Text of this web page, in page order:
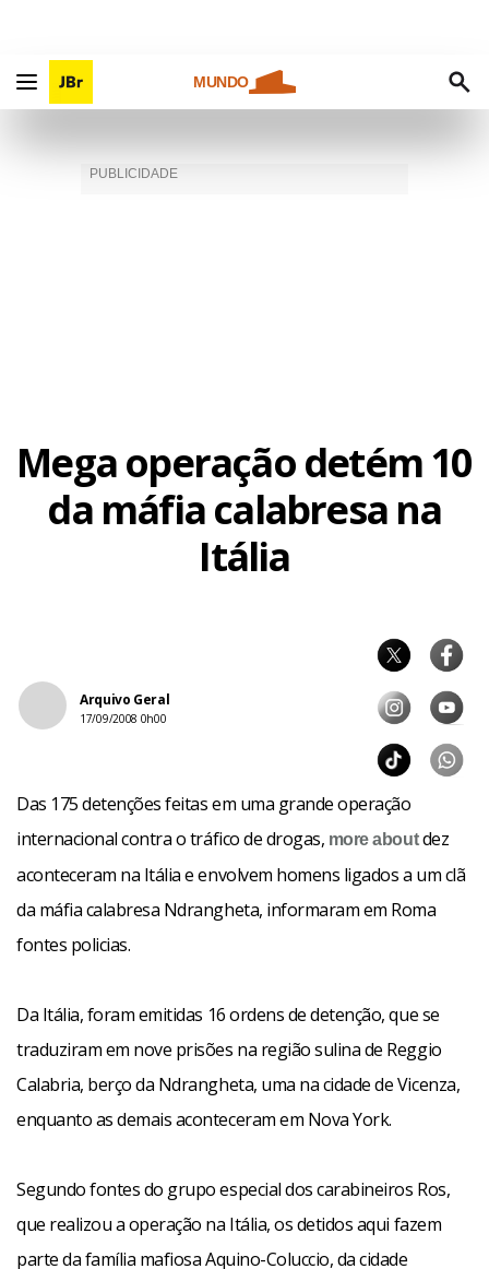
MUNDO
Mega operação detém 10
da máfia calabresa na
Itália
Arquivo Geral
17/09/2008 0h00
Das 175 detenções feitas em uma grande operação
internacional contra o tráfico de drogas, more aboutdez
aconteceram na Itália e envolvem homens ligados a um clã
da máfia calabresa Ndrangheta, informaram em Roma
fontes policias.
Da Itália, foram emitidas 16 ordens de detenção, que se
traduziram em nove prisões na região sulina de Reggio
Calabria, berço da Ndrangheta, uma na cidade de Vicenza,
enquanto as demais aconteceram em Nova York.
Segundo fontes do grupo especial dos carabineiros Ros,
que realizou a operação na Itália, os detidos aqui fazem
parte da família mafiosa Aquino-Coluccio, da cidade